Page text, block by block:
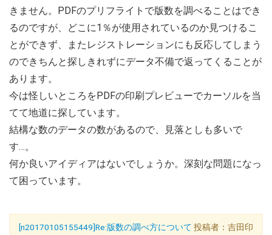
きません。PDFのプリフライトで版数を調べることはでき
るのですが、どこに1％が使用されているのか見つけるこ
とができず、またレジストレーションにも反応してしまう
のできちんと探しきれずにデータ不備で返ってくることが
あります。
今は怪しいところをPDFの印刷プレビューでカーソルを当
てて地道に探しています。
結構な数のデータの数があるので、見落としも多いで
す…。
何か良いアイディアはないでしょうか。深刻な問題になっ
て困っています。
[n20170105155449]Re:版数の調べ方について 投稿者：吉田印